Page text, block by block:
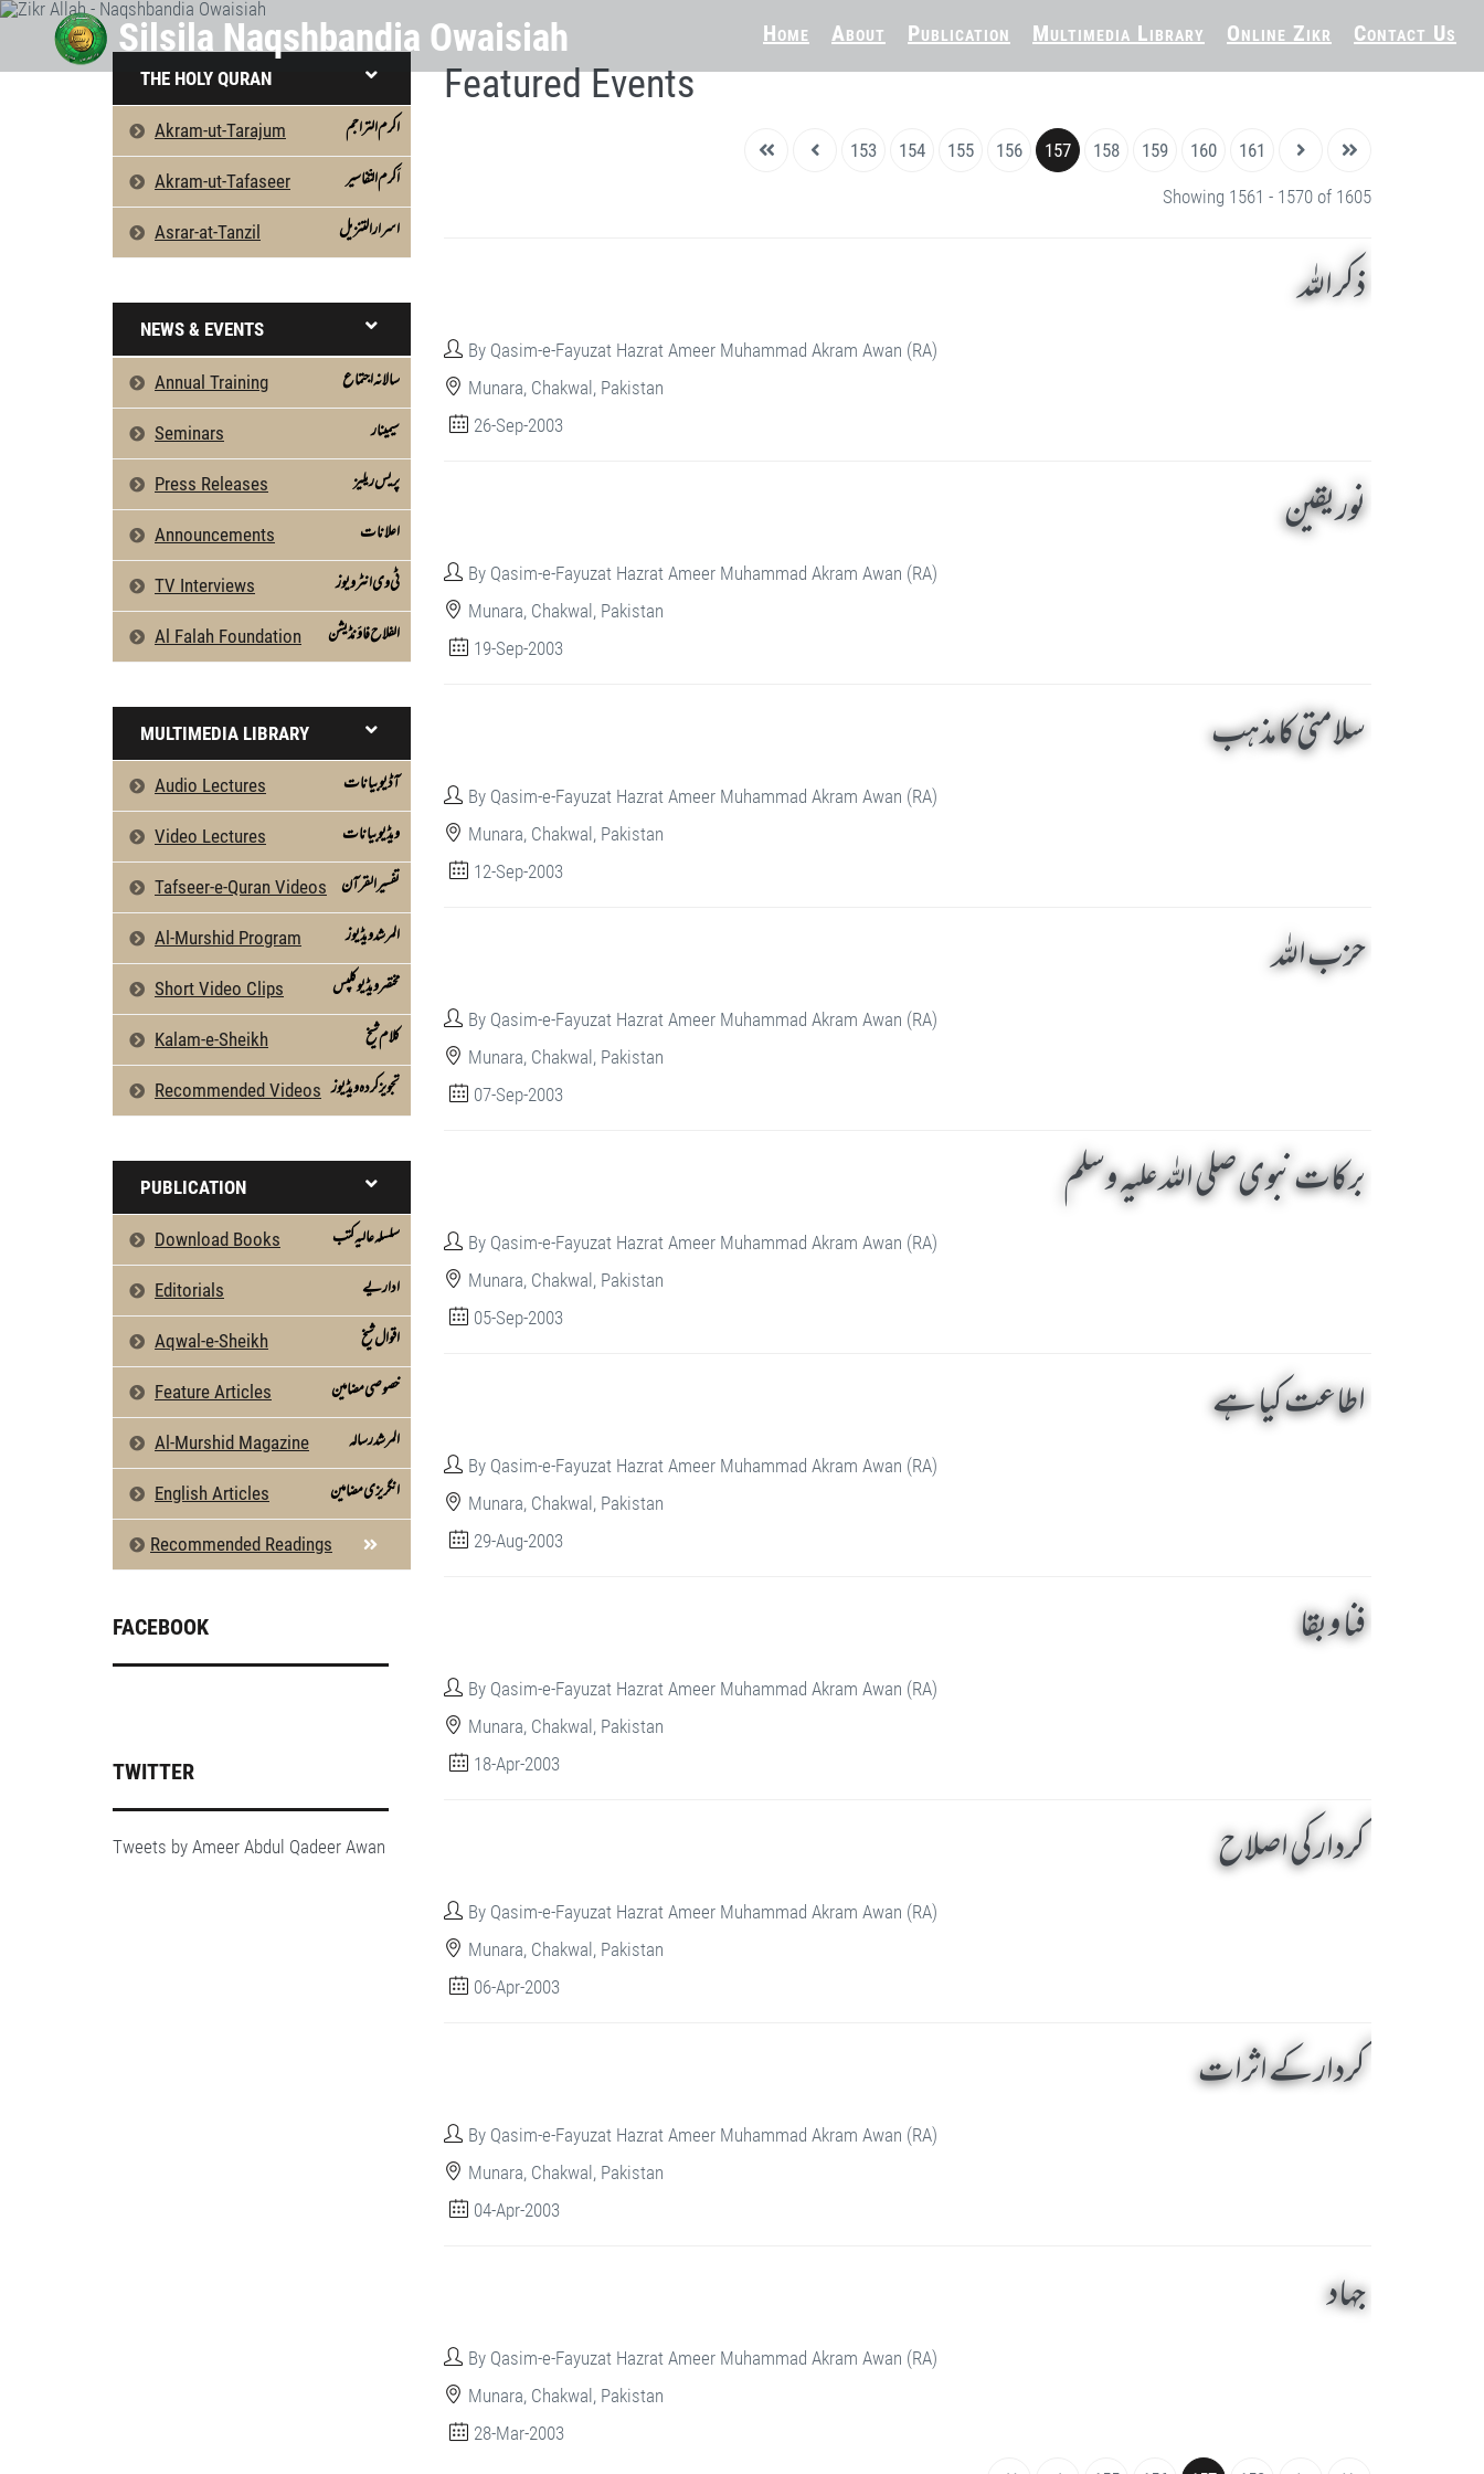
Home About Publication Multimedia Library Online Zikr Contact Us
THE HOLY QURAN
Akram-ut-Tarajum اکرم التراجم
Akram-ut-Tafaseer اَکرم التّفاسیر
Asrar-at-Tanzil اسرارالتنزیل
NEWS & EVENTS
Annual Training سالانہ اجتماع
Seminars سیمینار
Press Releases پریس ریلیز
Announcements اعلانات
TV Interviews ٹی وی انٹرویوز
Al Falah Foundation الفلاح فاؤنڈیشن
MULTIMEDIA LIBRARY
Audio Lectures آڈیو بیانات
Video Lectures ویڈیو بیانات
Tafseer-e-Quran Videos تفسیرالقرآن
Al-Murshid Program المرشد ویڈیوز
Short Video Clips مختصر ویڈیو کلپس
Kalam-e-Sheikh كلام شیخ
Recommended Videos تجویز کردہ ویڈیوز
PUBLICATION
Download Books سلسلہ عالیہ کتب
Editorials اداریے
Aqwal-e-Sheikh اقوال شیخ
Feature Articles خصوصی مضامین
Al-Murshid Magazine المرشد رسالہ
English Articles انگریزی مضامین
Recommended Readings
FACEBOOK
TWITTER
Tweets by Ameer Abdul Qadeer Awan
Featured Events
153 154 155 156 157 158 159 160 161
Showing 1561 - 1570 of 1605
ذکر اللہ
By Qasim-e-Fayuzat Hazrat Ameer Muhammad Akram Awan (RA)
Munara, Chakwal, Pakistan
26-Sep-2003
نور یقین
By Qasim-e-Fayuzat Hazrat Ameer Muhammad Akram Awan (RA)
Munara, Chakwal, Pakistan
19-Sep-2003
سلامتی کا مذہب
By Qasim-e-Fayuzat Hazrat Ameer Muhammad Akram Awan (RA)
Munara, Chakwal, Pakistan
12-Sep-2003
حزب اللہ
By Qasim-e-Fayuzat Hazrat Ameer Muhammad Akram Awan (RA)
Munara, Chakwal, Pakistan
07-Sep-2003
برکات نبوی صلی اللہ علیہ وسلم
By Qasim-e-Fayuzat Hazrat Ameer Muhammad Akram Awan (RA)
Munara, Chakwal, Pakistan
05-Sep-2003
اطاعت کیا ہے
By Qasim-e-Fayuzat Hazrat Ameer Muhammad Akram Awan (RA)
Munara, Chakwal, Pakistan
29-Aug-2003
فنا و بقا
By Qasim-e-Fayuzat Hazrat Ameer Muhammad Akram Awan (RA)
Munara, Chakwal, Pakistan
18-Apr-2003
کردار کی اصلاح
By Qasim-e-Fayuzat Hazrat Ameer Muhammad Akram Awan (RA)
Munara, Chakwal, Pakistan
06-Apr-2003
کردار کے اثرات
By Qasim-e-Fayuzat Hazrat Ameer Muhammad Akram Awan (RA)
Munara, Chakwal, Pakistan
04-Apr-2003
جہاد
By Qasim-e-Fayuzat Hazrat Ameer Muhammad Akram Awan (RA)
Munara, Chakwal, Pakistan
28-Mar-2003